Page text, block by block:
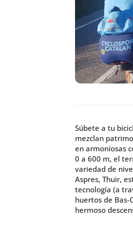
Súbete a tu
mezclan
en armoniosas
0 a 600 m, el
variedad de
Aspres, Thuir,
tecnología (a
huertos de
hermoso